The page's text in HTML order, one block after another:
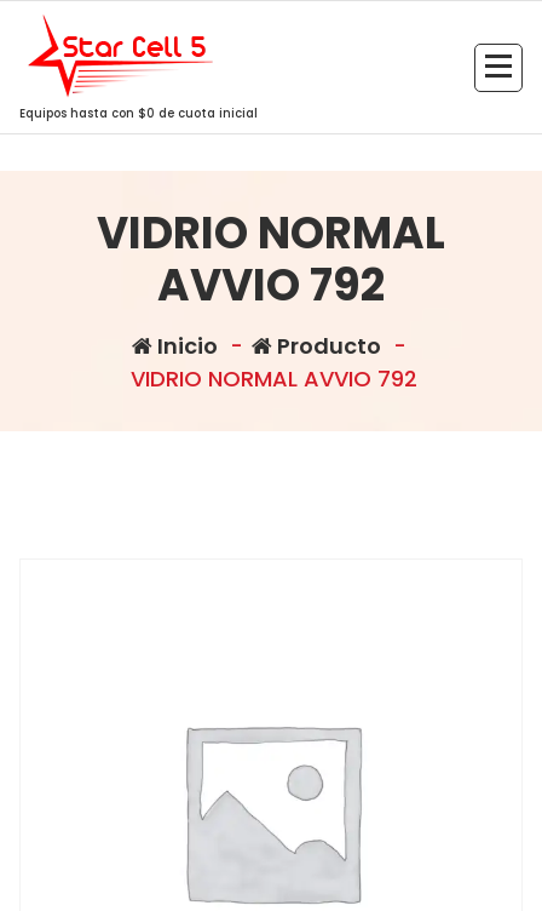
Saltar
contenido
Equipos hasta con $0 de cuota inicial
VIDRIO NORMAL
AVVIO 792
Inicio - Producto -
VIDRIO NORMAL AVVIO 792